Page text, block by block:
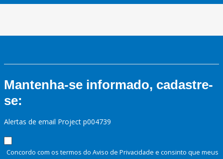
Mantenha-se informado, cadastre-
se:
Alertas de email Project p004739
Concordo com os termos do Aviso de Privacidade e consinto que meus